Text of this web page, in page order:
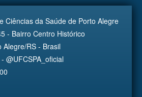
Ciências da Saúde de Porto Alegre
- Bairro Centro Histórico
Alegre/RS - Brasil
@UFCSPA_oficial